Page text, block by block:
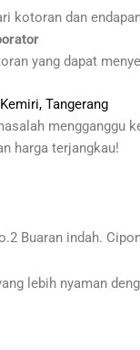
kotoran dan
yang dapat
Tangerang
mengganggu
harga terjangkau!
Buaran indah.
lebih nyaman